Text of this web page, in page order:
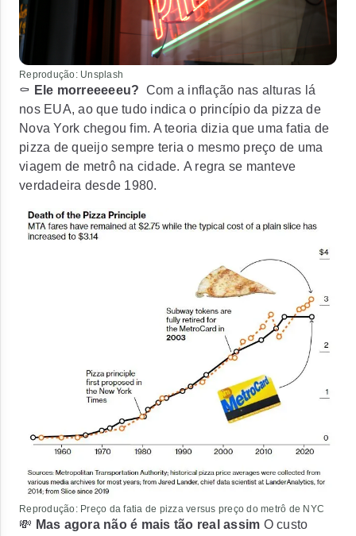
Reprodução: Unsplash
⚰️ Ele morreeeeeu? Com a inflação nas alturas lá
nos EUA, ao que tudo indica o princípio da pizza de
Nova York chegou fim. A teoria dizia que uma fatia de
pizza de queijo sempre teria o mesmo preço de uma
viagem de metrô na cidade. A regra se manteve
verdadeira desde 1980.
Reprodução: Preço da fatia de pizza versus preço do metrô de NYC
💸 Mas agora não é mais tão real assim O custo